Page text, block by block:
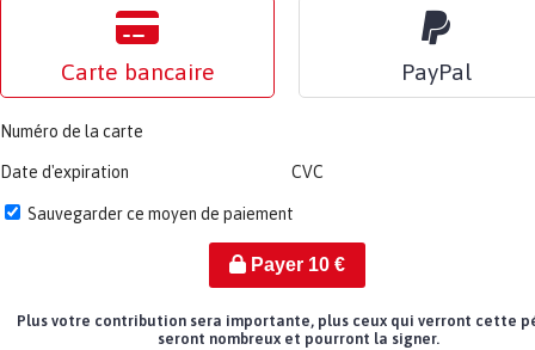
Carte bancaire PayPal
Numéro de la carte
Date d'expiration CVC
Sauvegarder ce moyen de paiement
Payer 10€
Plus votre contribution sera importante, plus ceux qui verront cette
seront nombreux et pourront la signer.